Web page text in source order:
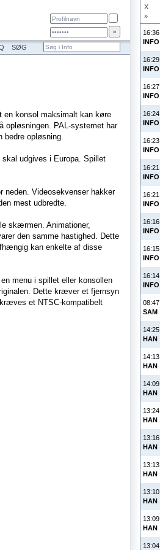
X
»
16:36
INFO
16:29
INFO
16:27
INFO
16:24
INFO
16:23
INFO
16:21
INFO
16:21
INFO
16:16
INFO
16:15
INFO
16:14
INFO
08:47
SAM
14:25
HAN
14:13
HAN
14:09
HAN
13:24
HAN
13:16
HAN
13:13
HAN
13:10
HAN
13:09
HAN
13:04
SØG
en konsol maksimalt kan køre
opløsningen. PAL-systemet har
bedre opløsning.
udgives i Europa. Spillet
neden. Videosekvenser hakker
mest udbredte.
skærmen. Animationer,
den samme hastighed. Dette
kan enkelte af disse
menu i spillet eller konsollen
Dette kræver et fjernsyn
et NTSC-kompatibelt